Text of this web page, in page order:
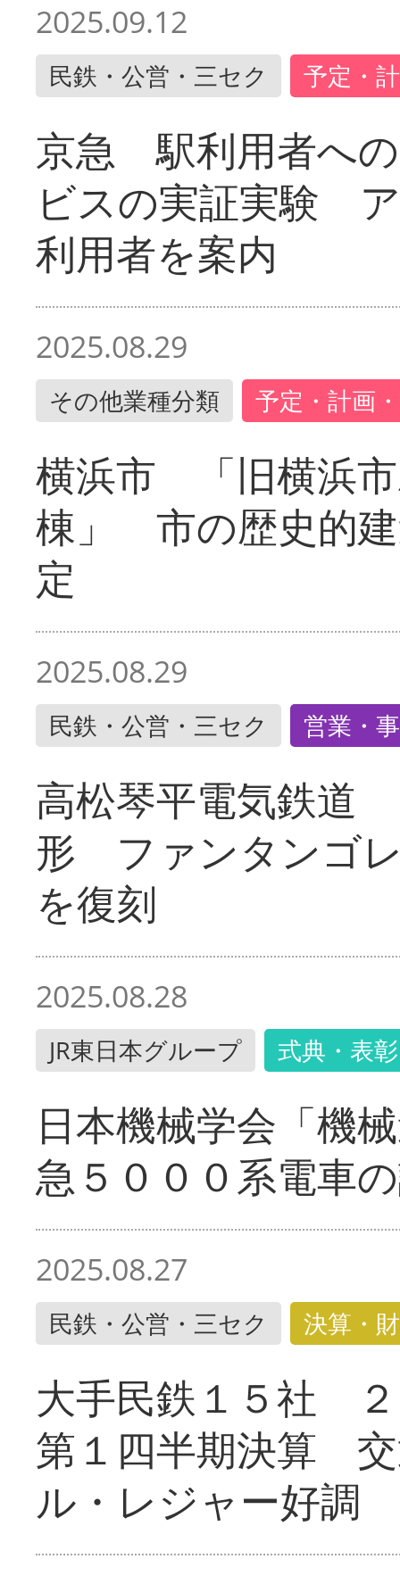
2025.09.12
民鉄・公営・三セク 予定・
京急 駅利用者へ
ビスの実証実験
利用者を案内
2025.08.29
その他業種分類 予定・計画
横浜市 「旧横浜
棟」 市の歴史的
定
2025.08.29
民鉄・公営・三セク 営業・
高松琴平電気鉄道
形 ファンタンゴ
を復刻
2025.08.28
JR東日本グループ 式典・表彰
日本機械学会「機
急５０００系電車
2025.08.27
民鉄・公営・三セク 決算・
大手民鉄１５社
第１四半期決算
ル・レジャー好調